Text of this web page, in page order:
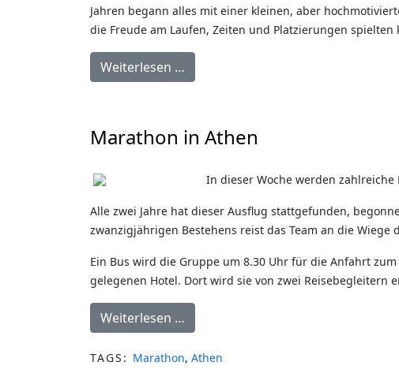
Jahren begann alles mit einer kleinen, aber
die Freude am Laufen, Zeiten und Platzierungen spielten
Weiterlesen …
Marathon in Athen
In dieser Woche werden
Alle zwei Jahre hat dieser Ausflug stattgefunden,
zwanzigjährigen Bestehens reist das Team an die
Ein Bus wird die Gruppe um 8.30 Uhr für die Anfahrt
gelegenen Hotel. Dort wird sie von zwei Reisebegleitern
Weiterlesen …
TAGS: Marathon, Athen